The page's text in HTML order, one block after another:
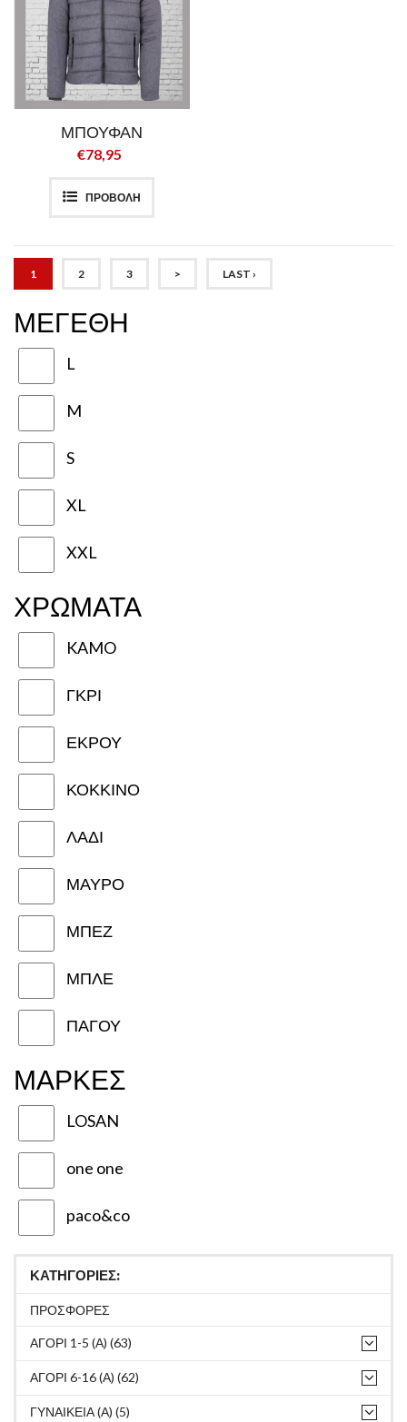
ΜΠΟΥΦΑΝ
€78,95
ΠΡΟΒΟΛΗ
1 2 3 > LAST ›
ΜΕΓΕΘΗ
L
M
S
XL
XXL
ΧΡΩΜΑΤΑ
KAMO
ΓΚΡΙ
ΕΚΡΟΥ
ΚΟΚΚΙΝΟ
ΛΑΔΙ
ΜΑΥΡΟ
ΜΠΕΖ
ΜΠΛΕ
ΠΑΓΟΥ
ΜΑΡΚΕΣ
LOSAN
one one
paco&co
ΚΑΤΗΓΟΡΙΕΣ:
ΠΡΟΣΦΟΡΕΣ
ΑΓΟΡΙ 1-5 (Α) (63)
ΑΓΟΡΙ 6-16 (Α) (62)
ΓΥΝΑΙΚΕΙΑ (Α) (5)